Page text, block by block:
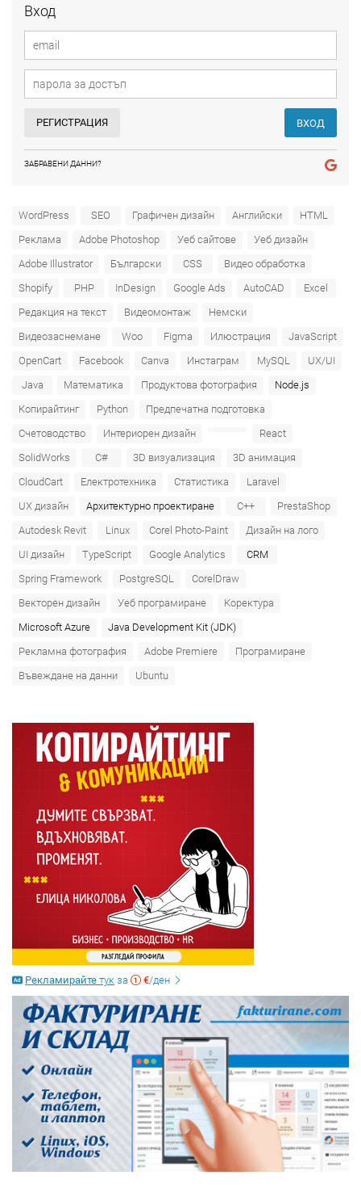
Вход
РЕГИСТРАЦИЯ ВХОД
ЗАБРАВЕНИ ДАННИ?
WordPress SEO Графичен дизайн Английски
HTML
Реклама
Adobe Photoshop Уеб сайтове
Уеб дизайн
Adobe Illustrator
Български CSS
Видео обработка
Shopify
PHP InDesign Google Ads AutoCAD
Excel
Редакция на текст
Видеомонтаж
Немски
Видеозаснемане
Woo Figma Илюстрация
JavaScript
OpenCart
Facebook Canva Инстаграм MySQL
UX/UI
Java
Математика Продуктова фотография
Node.js
Копирайтинг
Python
Предпечатна подготовка
Счетоводство
Интериорен дизайн
React
SolidWorks
C# 3D визуализация
3D анимация
CloudCart
Електротехника Статистика
Laravel
UX дизайн
Архитектурно проектиране C++
PrestaShop
Autodesk Revit
Linux Corel Photo-Paint
Дизайн на лого
UI дизайн
TypeScript Google Analytics
CRM
Spring Framework
PostgreSQL
CorelDraw
Векторен дизайн
Уеб програмиране
Коректура
Microsoft Azure‎
Java Development Kit (JDK)
Рекламна фотография
Adobe Premiere
Програмиране
Въвеждане на данни
Ubuntu
Рекламирайте тук за €/ден